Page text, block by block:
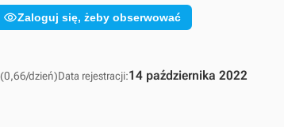
Zaloguj się, żeby obserwować
(0,66/dzień)Data rejestracji:14 października 2022